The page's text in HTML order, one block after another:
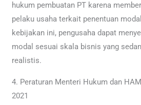
hukum pembuatan PT karena
pelaku usaha terkait penentuan
kebijakan ini, pengusaha dapat
modal sesuai skala bisnis yang
realistis.
4. Peraturan Menteri Hukum dan
2021